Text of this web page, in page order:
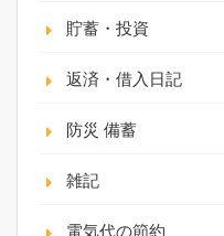
貯蓄・投資
返済・借入日記
防災 備蓄
雑記
電気代の節約